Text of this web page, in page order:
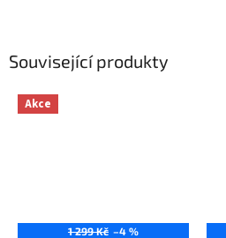
Související produkty
Akce
1 299 Kč –4 %